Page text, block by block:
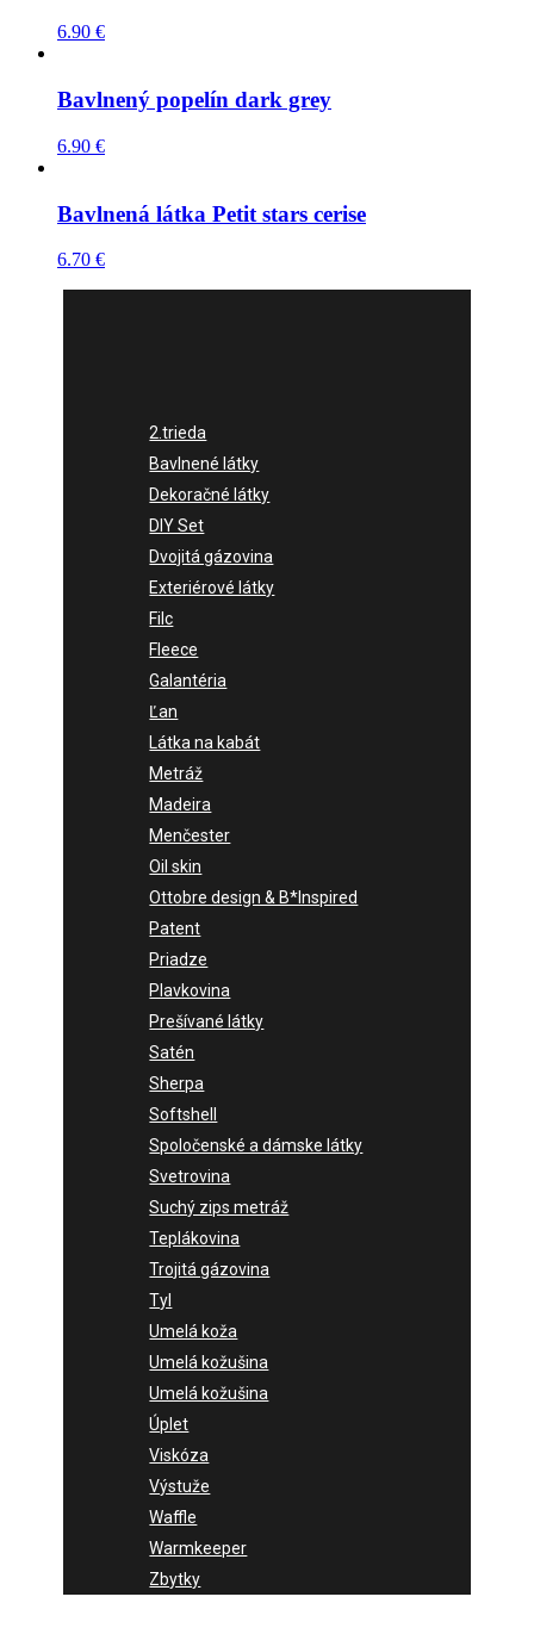
6.90 €
Bavlnený popelín dark grey
6.90 €
Bavlnená látka Petit stars cerise
6.70 €
2.trieda
Bavlnené látky
Dekoračné látky
DIY Set
Dvojitá gázovina
Exteriérové látky
Filc
Fleece
Galantéria
Ľan
Látka na kabát
Metráž
Madeira
Menčester
Oil skin
Ottobre design & B*Inspired
Patent
Priadze
Plavkovina
Prešívané látky
Satén
Sherpa
Softshell
Spoločenské a dámske látky
Svetrovina
Suchý zips metráž
Teplákovina
Trojitá gázovina
Tyl
Umelá koža
Umelá kožušina
Umelá kožušina
Úplet
Viskóza
Výstuže
Waffle
Warmkeeper
Zbytky